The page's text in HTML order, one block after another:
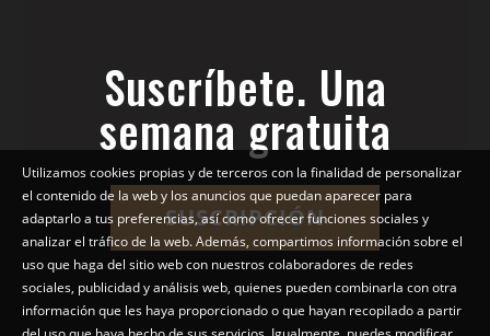
Suscríbete. Una
semana gratuita
SUSCRIPCIÓN
Utilizamos cookies propias y de terceros con la finalidad de personalizar
el contenido de la web y los anuncios que puedan aparecer para
adaptarlo a tus preferencias, así como ofrecer funciones sociales y
analizar el tráfico de la web. Además, compartimos información sobre el
uso que haga del sitio web con nuestros colaboradores de redes
sociales, publicidad y análisis web, quienes pueden combinarla con otra
información que les haya proporcionado o que hayan recopilado a partir